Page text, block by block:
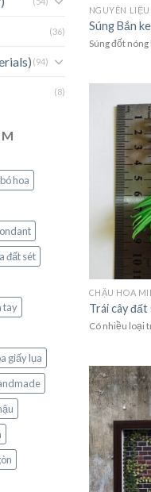
(36)
(94)
(8)
bó hoa
đất sét
tay
giấy lụa
Súng Bắn
Súng đốt nóng
CHẬU HOA
Trái cây
Có nhiều loại